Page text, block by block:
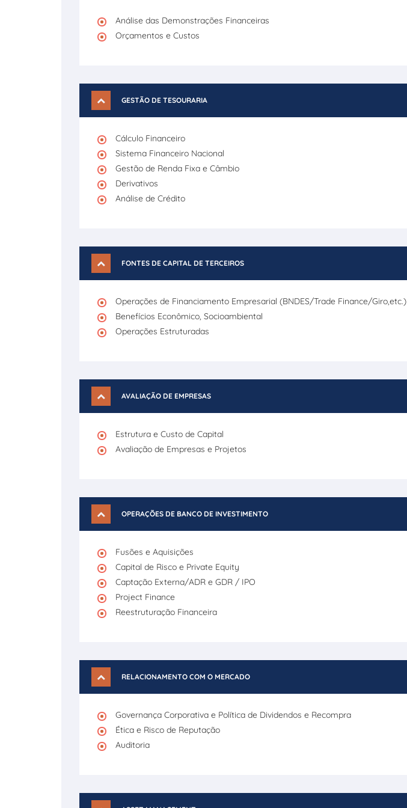
Análise das Demonstrações Financeiras
Orçamentos e Custos
GESTÃO DE TESOURARIA
Cálculo Financeiro
Sistema Financeiro Nacional
Gestão de Renda Fixa e Câmbio
Derivativos
Análise de Crédito
FONTES DE CAPITAL DE TERCEIROS
Operações de Financiamento Empresarial (BNDES/Trade Finance/Giro,etc.)
Benefícios Econômico, Socioambiental
Operações Estruturadas
AVALIAÇÃO DE EMPRESAS
Estrutura e Custo de Capital
Avaliação de Empresas e Projetos
OPERAÇÕES DE BANCO DE INVESTIMENTO
Fusões e Aquisições
Capital de Risco e Private Equity
Captação Externa/ADR e GDR / IPO
Project Finance
Reestruturação Financeira
RELACIONAMENTO COM O MERCADO
Governança Corporativa e Política de Dividendos e Recompra
Ética e Risco de Reputação
Auditoria